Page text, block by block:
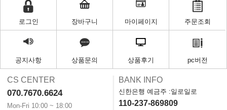
로그인 장바구니 마이페이지 주문조회
공지사항 상품문의 상품후기 pc버전
CS CENTER
070.7670.6624
Mon-Fri 10:00 ~ 18:00
BANK INFO
신한은행 예금주 :일로일로
110-237-869809